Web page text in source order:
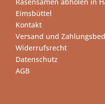
Eimsbüttel
Kontakt
Versand und
Widerrufsrecht
Datenschutz
AGB